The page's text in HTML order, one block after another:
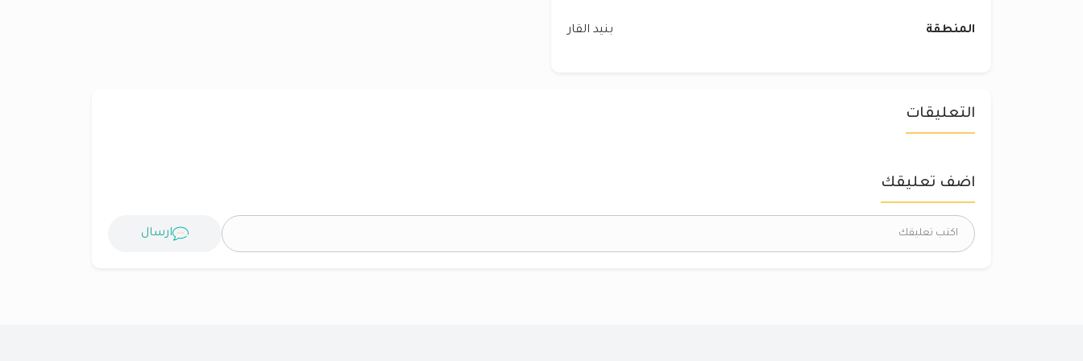
المنطقة بنيد القار
التعليقات
اضف تعليقك
ارسال